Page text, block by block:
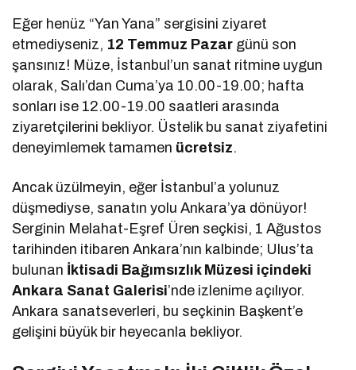
Eğer henüz “Yan Yana” sergisini ziyaret
etmediyseniz, 12 Temmuz Pazar günü son
şansınız! Müze, İstanbul’un sanat ritmine uygun
olarak, Salı’dan Cuma’ya 10.00-19.00; hafta
sonları ise 12.00-19.00 saatleri arasında
ziyaretçilerini bekliyor. Üstelik bu sanat ziyafetini
deneyimlemek tamamen ücretsiz.
Ancak üzülmeyin, eğer İstanbul’a yolunuz
düşmediyse, sanatın yolu Ankara’ya dönüyor!
Serginin Melahat-Eşref Üren seçkisi, 1 Ağustos
tarihinden itibaren Ankara’nın kalbinde; Ulus’ta
bulunan İktisadi Bağımsızlık Müzesi içindeki
Ankara Sanat Galerisi’nde izlenime açılıyor.
Ankara sanatseverleri, bu seçkinin Başkent’e
gelişini büyük bir heyecanla bekliyor.